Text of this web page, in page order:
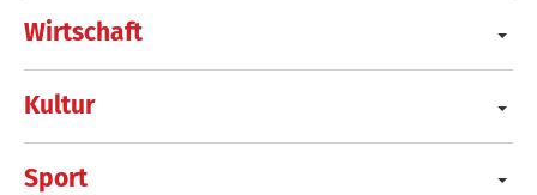
Wirtschaft
Kultur
Sport